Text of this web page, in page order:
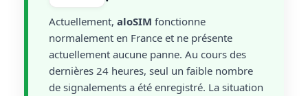
Actuellement, aloSIM fonctionne
normalement en France et ne présente
actuellement aucune panne. Au cours des
dernières 24 heures, seul un faible nombre
de signalements a été enregistré. La situation